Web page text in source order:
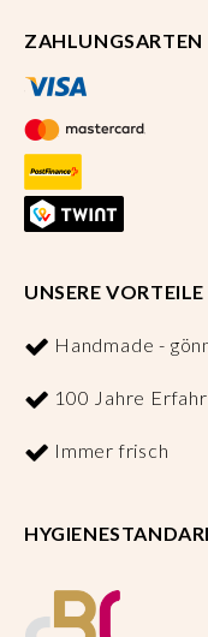
ZAHLUNGSARTEN
UNSERE VORTEILE
Handmade -
100 Jahre
Immer frisch